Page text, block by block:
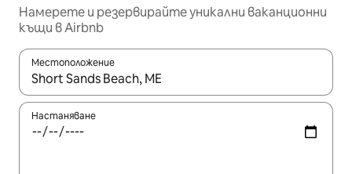
Намерете и резервирайте уникални ваканционни
къщи в Airbnb
Местоположение
Когато резултатите се покажат, използвайте
Настаняване